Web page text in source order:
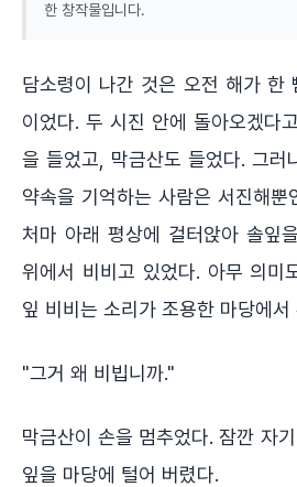
한 창작물입니다.
담소령이 나간 것은 오전 해가 한
이었다. 두 시진 안에 돌아오겠다
을 들었고, 막금산도 들었다. 그러
약속을 기억하는 사람은 서진해뿐
처마 아래 평상에 걸터앉아 솔잎
위에서 비비고 있었다. 아무 의미
잎 비비는 소리가 조용한 마당에
"그거 왜 비빕니까."
막금산이 손을 멈추었다. 잠깐 자
잎을 마당에 털어 버렸다.